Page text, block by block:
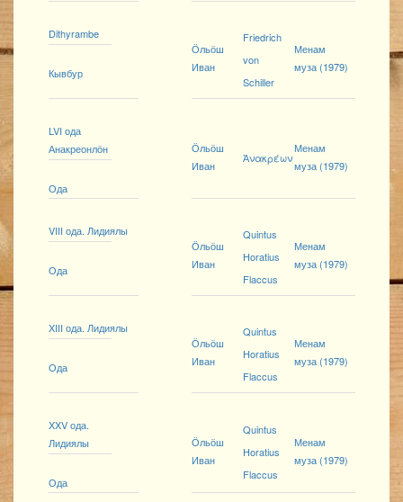
Dithyrambe
Кывбур
Ӧльӧш
Иван
Friedrich
von
Schiller
Менам
муза (1979)
LVI ода
Анакреонлӧн
Ода
Ӧльӧш
Иван
Ἀνακρέων
Менам
муза (1979)
VIII ода. Лидиялы
Ода
Ӧльӧш
Иван
Quintus
Horatius
Flaccus
Менам
муза (1979)
XIII ода. Лидиялы
Ода
Ӧльӧш
Иван
Quintus
Horatius
Flaccus
Менам
муза (1979)
XXV ода.
Лидиялы
Ода
Ӧльӧш
Иван
Quintus
Horatius
Flaccus
Менам
муза (1979)